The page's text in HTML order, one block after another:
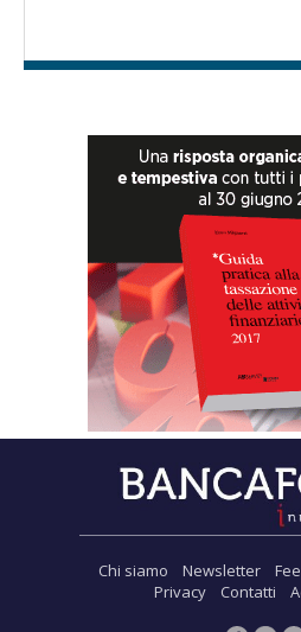
Chi siamo Newsletter
Privacy
Contatti